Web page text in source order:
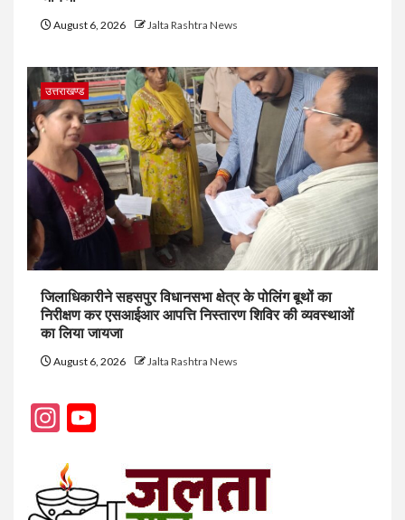
August 6, 2026 Jalta Rashtra News
उत्तराखण्ड
जिलाधिकारीने सहसपुर विधानसभा क्षेत्र के पोलिंग बूथों का
निरीक्षण कर एसआईआर आपत्ति निस्तारण शिविर की व्यवस्थाओं
का लिया जायजा
August 6, 2026 Jalta Rashtra News
Instagram